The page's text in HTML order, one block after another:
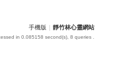
手機版 靜竹林心靈網站
in 0.085158 second(s), 8 queries .